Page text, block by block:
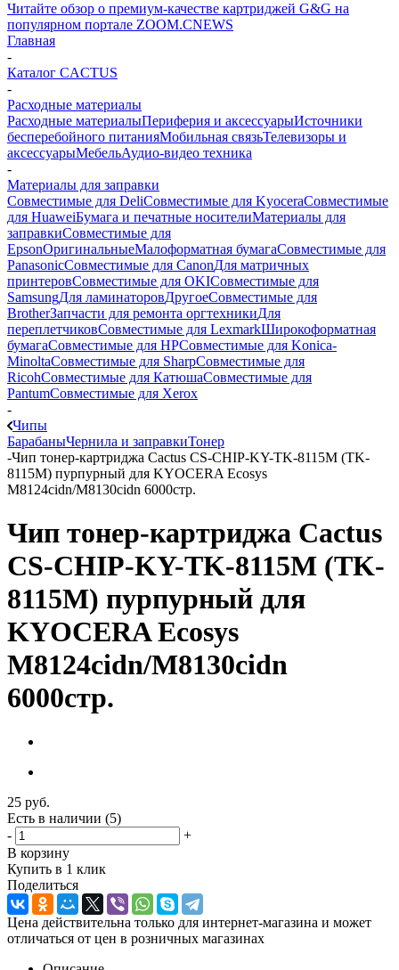
Читайте обзор о премиум-качестве картриджей G&G на
популярном портале ZOOM.CNEWS
Главная
-
Каталог CACTUS
-
Расходные материалы
Расходные материалыПериферия и аксессуарыИсточники
бесперебойного питанияМобильная связьТелевизоры и
аксессуарыМебельАудио-видео техника
-
Материалы для заправки
Совместимые для DeliСовместимые для KyoceraСовместимые
для HuaweiБумага и печатные носителиМатериалы для
заправкиСовместимые для
EpsonОригинальныеМалоформатная бумагаСовместимые для
PanasonicСовместимые для CanonДля матричных
принтеровСовместимые для OKIСовместимые для
SamsungДля ламинаторовДругоеСовместимые для
BrotherЗапчасти для ремонта оргтехникиДля
переплетчиковСовместимые для LexmarkШирокоформатная
бумагаСовместимые для HPСовместимые для Konica-
MinoltaСовместимые для SharpСовместимые для
RicohСовместимые для КатюшаСовместимые для
PantumСовместимые для Xerox
-
Чипы
БарабаныЧернила и заправкиТонер
-Чип тонер-картриджа Cactus CS-CHIP-KY-TK-8115M (TK-
8115M) пурпурный для KYOCERA Ecosys
M8124cidn/M8130cidn 6000стр.
Чип тонер-картриджа Cactus
CS-CHIP-KY-TK-8115M (TK-
8115M) пурпурный для
KYOCERA Ecosys
M8124cidn/M8130cidn
6000стр.
25 руб.
Есть в наличии (5)
-
+
В корзину
Купить в 1 клик
Поделиться
Цена действительна только для интернет-магазина и может
отличаться от цен в розничных магазинах